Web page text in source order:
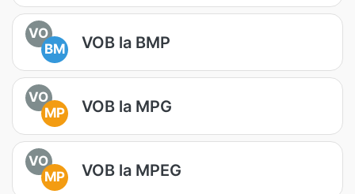
VO
BM
VOB la BMP
VO
MP
VOB la MPG
VO
MP
VOB la MPEG